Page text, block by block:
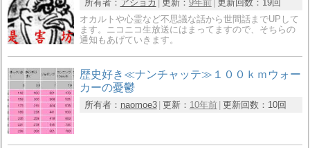
所有者： アショカ 更新： 9年前 更新回数： 19回
オカルトや心霊など不思議な話から世間話までUPして
ます。ニコニコ生放送にはまってますので、そちらの
通知もあげていきます。
歴史好き≪ナンチャッテ≫１００ｋｍウォー
カーの憂鬱
所有者： naomoe3 更新： 10年前 更新回数： 10回